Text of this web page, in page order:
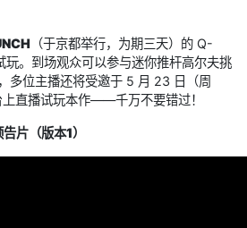
（于京都举行，为期三天）的 Q-
。到场观众可以参与迷你推杆高尔夫挑
多位主播还将受邀于 5 月 23 日（周
直播试玩本作——千万不要错过！
片（版本1）